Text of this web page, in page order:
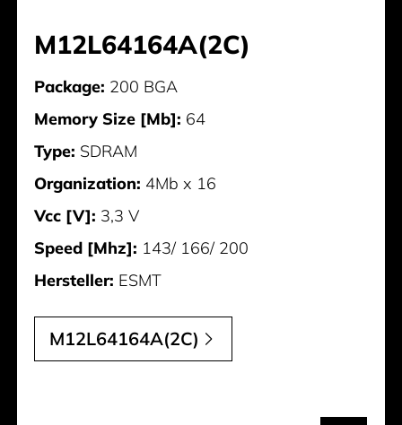
M12L64164A(2C)
Package: 200 BGA
Memory Size [Mb]: 64
Type: SDRAM
Organization: 4Mb x 16
Vcc [V]: 3,3 V
Speed [Mhz]: 143/ 166/ 200
Hersteller: ESMT
M12L64164A(2C)